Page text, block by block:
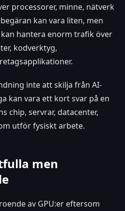
processorer, minne, nätverk
kan vara liten, men
hantera enorm trafik över
kodverktyg,
inte att skilja från AI-
kan vara ett kort svar på en
chip, servrar, datacenter,
utför fysiskt arbete.
men
av GPU:er eftersom